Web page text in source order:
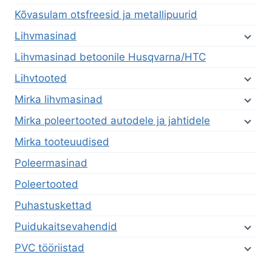
Kõvasulam otsfreesid ja metallipuurid
Lihvmasinad
Lihvmasinad betoonile Husqvarna/HTC
Lihvtooted
Mirka lihvmasinad
Mirka poleertooted autodele ja jahtidele
Mirka tooteuudised
Poleermasinad
Poleertooted
Puhastuskettad
Puidukaitsevahendid
PVC tööriistad